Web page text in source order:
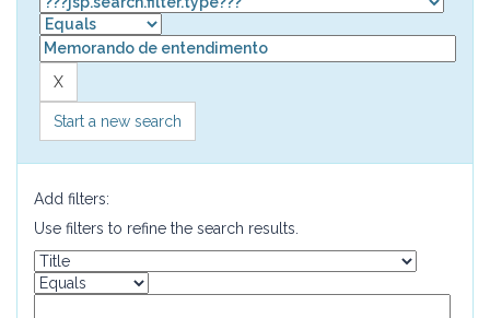
Start a new search
Add filters:
Use filters to refine the search results.